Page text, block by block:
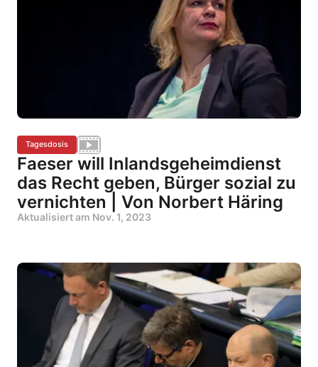
Tagesdosis
Faeser will Inlandsgeheimdienst
das Recht geben, Bürger sozial zu
vernichten | Von Norbert Häring
Aktualisiert am Nov. 1, 2023